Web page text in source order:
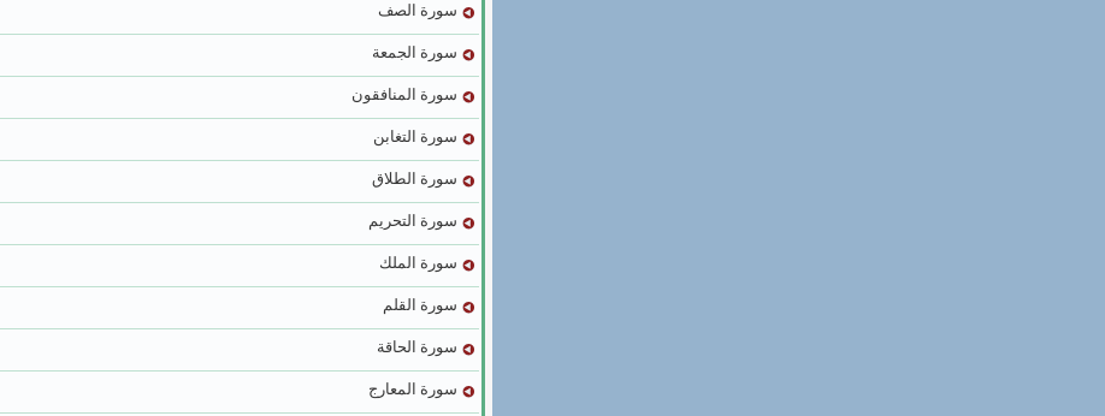
سورة الصف
سورة الجمعة
سورة المنافقون
سورة التغابن
سورة الطلاق
سورة التحريم
سورة الملك
سورة القلم
سورة الحاقة
سورة المعارج